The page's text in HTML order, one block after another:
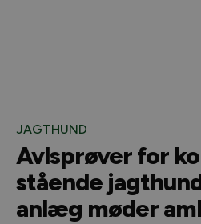
JAGTHUND
Avlsprøver for
stående
anlæg møder